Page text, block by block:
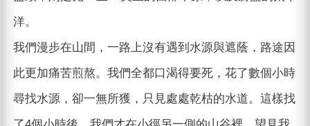
洋。
我們漫步在山間，一路上沒有遇到水源與遮蔭，路途因
此更加痛苦煎熬。我們全都口渴得要死，花了數個小時
尋找水源，卻一無所獲，只見處處乾枯的水道。這樣找